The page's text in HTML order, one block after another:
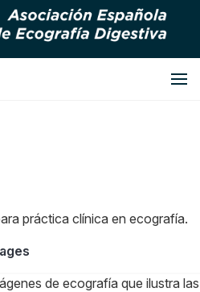
práctica clínica en ecografía.
de ecografía que ilustra las